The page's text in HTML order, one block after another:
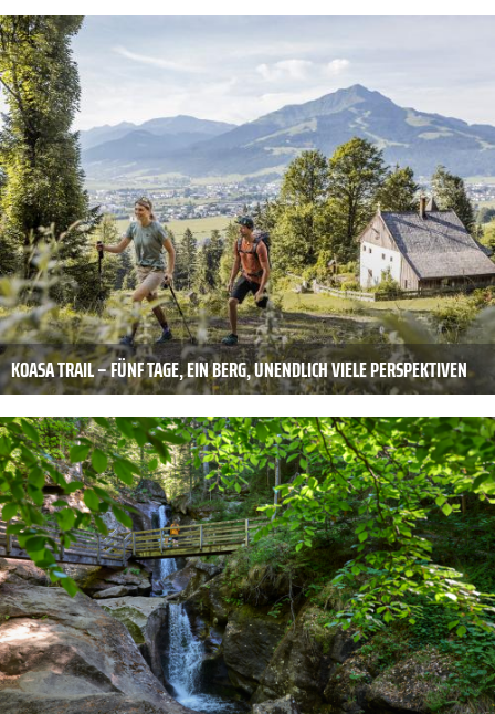
KOASA TRAIL – FÜNF TAGE, EIN BERG, UNENDLICH VIELE PERSPEKTIVEN